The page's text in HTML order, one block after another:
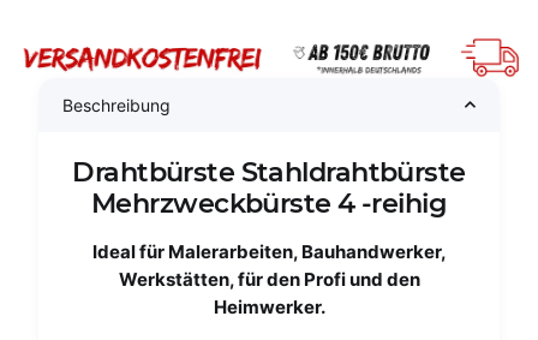
Beschreibung
Drahtbürste Stahldrahtbürste
Mehrzweckbürste 4 -reihig
Ideal für Malerarbeiten, Bauhandwerker,
Werkstätten, für den Profi und den
Heimwerker.